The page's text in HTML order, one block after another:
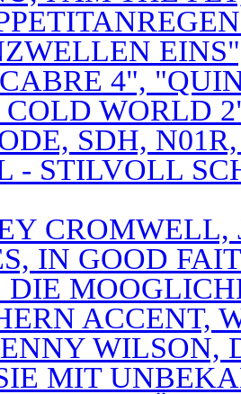
4",
WORLD
SDH,
- STILVOLL
IN GOOD
DIE
ACCENT,
WILSON,
MIT